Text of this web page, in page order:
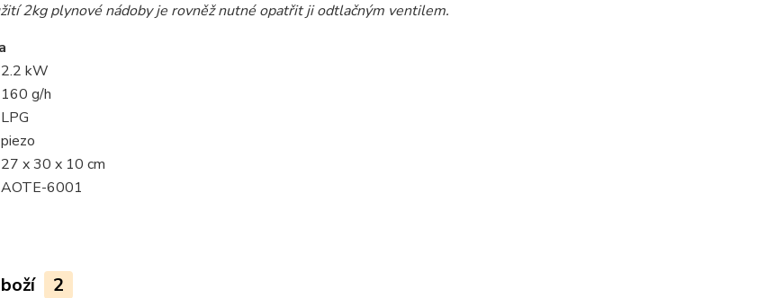
2kg plynové nádoby je rovněž nutné opatřit ji odtlačným ventilem.
2.2 kW
160 g/h
LPG
piezo
27 x 30 x 10 cm
AOTE-6001
2